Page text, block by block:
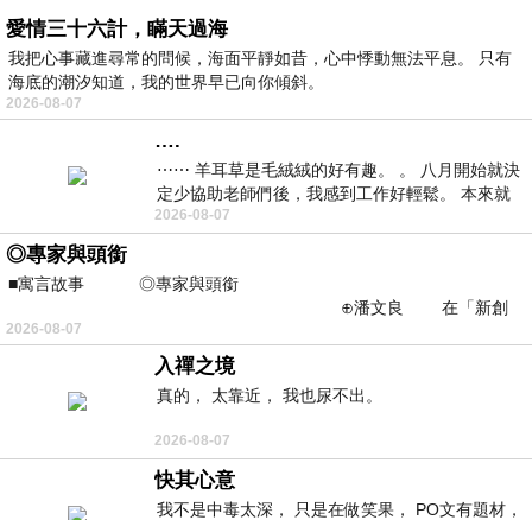
愛情三十六計，瞞天過海
我把心事藏進尋常的問候，海面平靜如昔，心中悸動無法平息。 只有
海底的潮汐知道，我的世界早已向你傾斜。
2026-08-07
….
⋯⋯ 羊耳草是毛絨絨的好有趣。 。 八月開始就決
定少協助老師們後，我感到工作好輕鬆。 本來就
不是我的工作啊。 真
2026-08-07
◎專家與頭銜
■寓言故事 ◎專家與頭銜
⊕潘文良 在「新創
之谷」裡——
2026-08-07
入禪之境
真的， 太靠近， 我也尿不出。
2026-08-07
快其心意
我不是中毒太深， 只是在做笑果， PO文有題材，